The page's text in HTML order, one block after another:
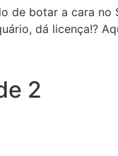
de botar a cara
dá licença!?
2